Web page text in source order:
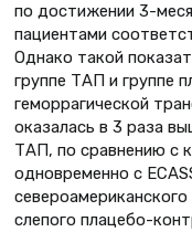
по достижении 3-
пациентами
Однако такой
группе ТАП и группе
геморрагической
оказалась в 3 раза
ТАП, по сравнению с
одновременно с
слепого плацебо-